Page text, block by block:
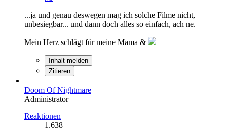
...ja und genau deswegen mag ich solche Filme nicht,
unbesiegbar... und dann doch alles so einfach, ach ne.
Mein Herz schlägt für meine Mama &
Inhalt melden
Zitieren
Doom Of Nightmare
Administrator
Reaktionen
1.638